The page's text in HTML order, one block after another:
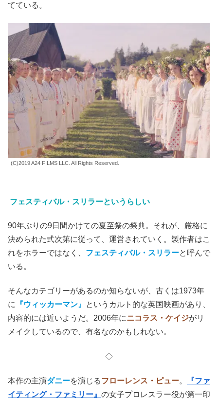
てている。
(C)2019 A24 FILMS LLC. All Rights Reserved.
フェスティバル・スリラーというらしい
90年ぶりの9日間かけての夏至祭の祭典。それが、厳格に
決められた式次第に従って、運営されていく。製作者はこ
れをホラーではなく、 フェスティバル・スリラーと呼んで
いる。
そんなカテゴリーがあるのか知らないが、古くは1973年
に
『ウィッカーマン』
というカルト的な英国映画があり、
内容的には近いようだ。2006年にニコラス・ケイジがリ
メイクしているので、有名なのかもしれない。
◇
本作の主演ダニーを演じるフローレンス・ピュー。
『ファ
イティング・ファミリー』 の女子プロレスラー役が第一印